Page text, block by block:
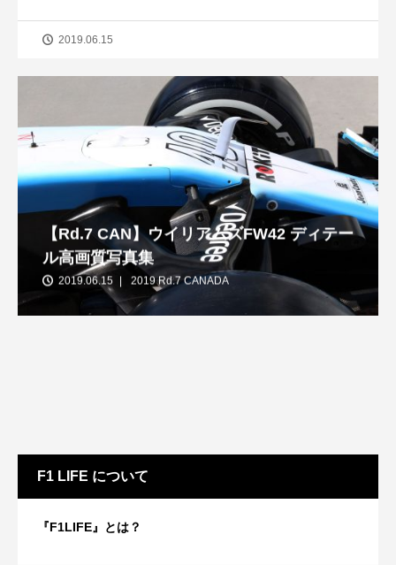
2019.06.15
【Rd.7 CAN】ウイリアムズFW42 ディテー
ル高画質写真集
2019.06.15 2019 Rd.7 CANADA
F1 LIFE について
『F1LIFE』とは？